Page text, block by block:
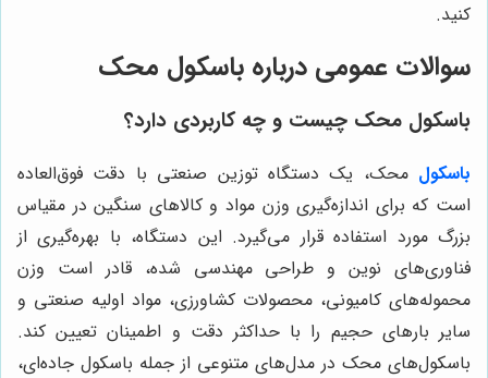
کنید.
سوالات عمومی درباره باسکول محک
باسکول محک چیست و چه کاربردی دارد؟
باسکول محک، یک دستگاه توزین صنعتی با دقت فوق‌العاده
است که برای اندازه‌گیری وزن مواد و کالاهای سنگین در مقیاس
بزرگ مورد استفاده قرار می‌گیرد. این دستگاه، با بهره‌گیری از
فناوری‌های نوین و طراحی مهندسی شده، قادر است وزن
محموله‌های کامیونی، محصولات کشاورزی، مواد اولیه صنعتی و
سایر بارهای حجیم را با حداکثر دقت و اطمینان تعیین کند.
باسکول‌های محک در مدل‌های متنوعی از جمله باسکول جاده‌ای،